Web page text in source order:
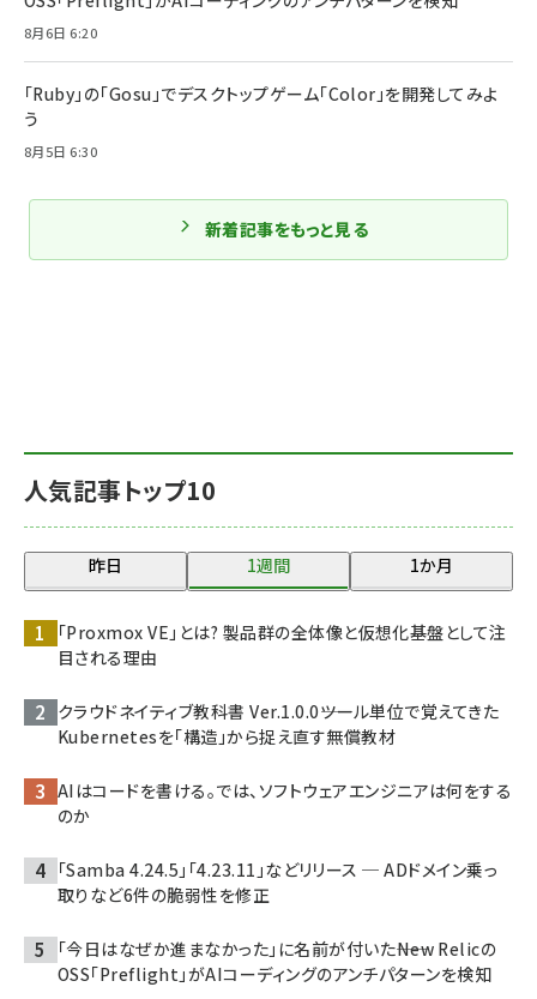
人気記事トップ10
昨日 1週間 1か月
「Proxmox VE」とは? 製品群の全体像と仮想化基盤として注
目される理由
クラウドネイティブ教科書 Ver.1.0.0――ツール単位で覚えてきた
Kubernetesを「構造」から捉え直す無償教材
AIはコードを書ける。では、ソフトウェアエンジニアは何をする
のか
「Samba 4.24.5」「4.23.11」などリリース ─ ADドメイン乗っ
取りなど6件の脆弱性を修正
「今日はなぜか進まなかった」に名前が付いた――New Relicの
OSS「Preflight」がAIコーディングのアンチパターンを検知
8月6日 6:20
「Ruby」の「Gosu」でデスクトップゲーム「Color」を開発してみよ
う
8月5日 6:30
新着記事をもっと見る